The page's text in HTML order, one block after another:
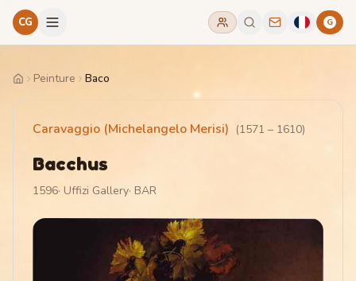
CG G
HomePeinture Baco
Caravaggio (Michelangelo Merisi) (1571 – 1610)
Bacchus
1596· Uffizi Gallery· BAR